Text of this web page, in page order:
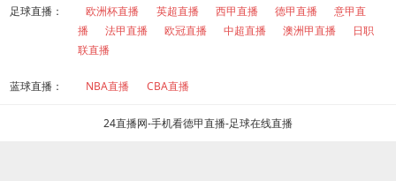
足球直播： 欧洲杯直播 英超直播 西甲直播 德甲直播
意甲直
播
法甲直播 欧冠直播 中超直播 澳洲甲直播
日职
联直播
蓝球直播： NBA直播 CBA直播
24直播网-手机看德甲直播-足球在线直播